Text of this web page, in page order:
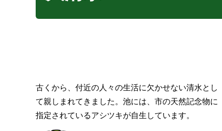
古くから、付近の人々の生活に欠かせない清水とし
て親しまれてきました。池には、市の天然記念物に
指定されているアシツキが自生しています。